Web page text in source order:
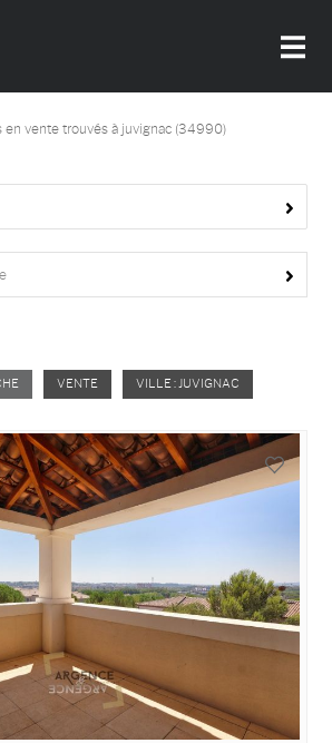
en vente trouvés à juvignac (34990)
VENTE VILLE : JUVIGNAC